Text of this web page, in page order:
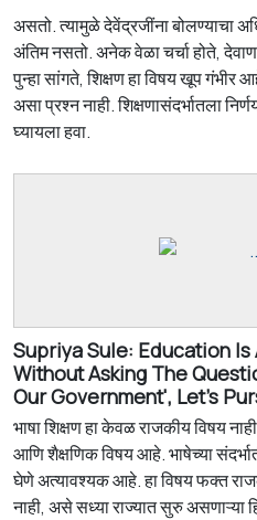
असतो. त्यामुळे देवेंद्रजींना बोलण्याचा
अंतिम नसतो. अनेक वेळा चर्चा होते,
पुन्हा सांगते, शिक्षण हा विषय खूप
असा प्रश्न नाही. शिक्षणासंदर्भातला
घ्यायला हवा.
Supriya Sule: Education Is
Without Asking The
Our Government', Let's
भाषा शिक्षण हा केवळ राजकीय विषय
आणि शैक्षणिक विषय आहे. भाषेच्या
घेणे अत्यावश्यक आहे. हा विषय फक्त
नाही, असे सध्या राज्यात सुरु असणाऱ्या